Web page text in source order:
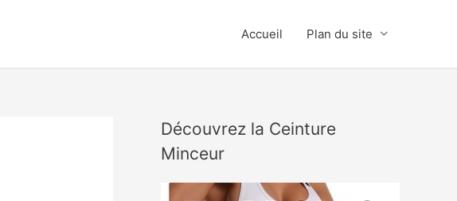
Accueil Plan du site
Découvrez la Ceinture
Minceur